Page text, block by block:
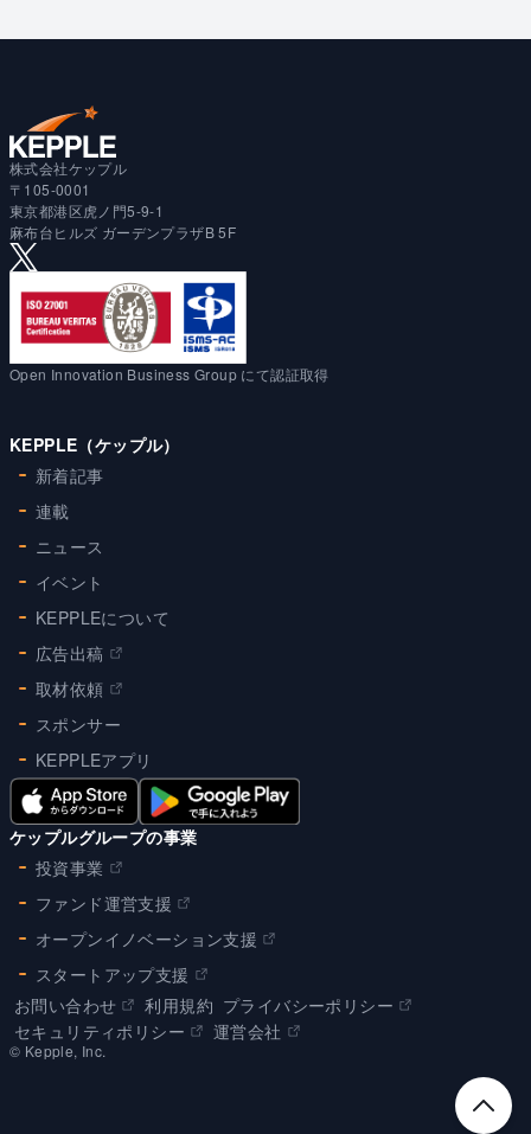
株式会社ケップル
〒105-0001
東京都港区虎ノ門5-9-1
麻布台ヒルズ ガーデンプラザB 5F
Open Innovation Business Group にて認証取得
KEPPLE（ケップル）
新着記事
連載
ニュース
イベント
KEPPLEについて
広告出稿
取材依頼
スポンサー
KEPPLEアプリ
ケップルグループの事業
投資事業
ファンド運営支援
オープンイノベーション支援
スタートアップ支援
お問い合わせ
利用規約 プライバシーポリシー
セキュリティポリシー
運営会社
©︎ Kepple, Inc.